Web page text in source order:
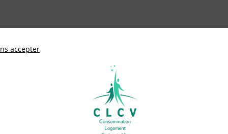
de défense des consommateurs et
Environnement / Santé
accepter